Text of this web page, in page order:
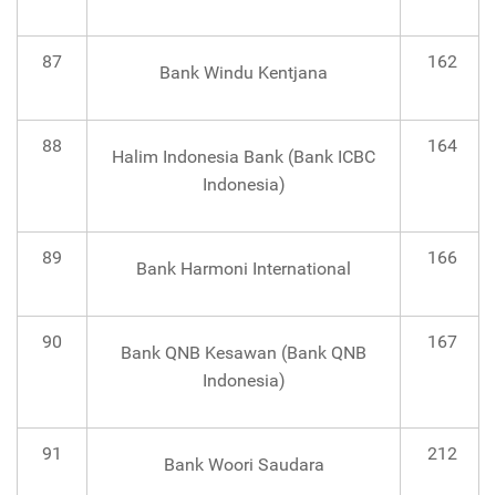
87
Bank Windu Kentjana
162
88
Halim Indonesia Bank (Bank ICBC
Indonesia)
164
89
Bank Harmoni International
166
90
Bank QNB Kesawan (Bank QNB
Indonesia)
167
91
Bank Woori Saudara
212